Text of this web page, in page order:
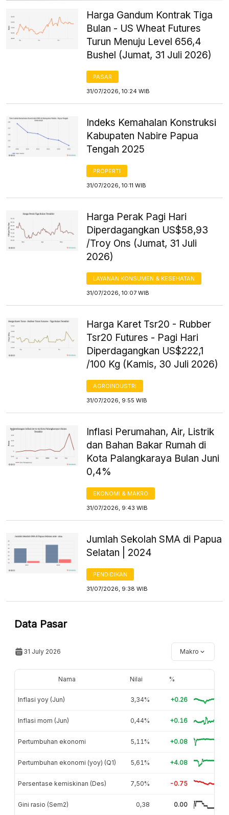
Harga Gandum Kontrak Tiga
Bulan - US Wheat Futures
Turun Menuju Level 656,4
Bushel (Jumat, 31 Juli 2026)
PASAR
31/07/2026, 10:24 WIB
Indeks Kemahalan Konstruksi
Kabupaten Nabire Papua
Tengah 2025
PROPERTI
31/07/2026, 10:11 WIB
Harga Perak Pagi Hari
Diperdagangkan US$58,93
/Troy Ons (Jumat, 31 Juli
2026)
LAYANAN KONSUMEN & KESEHATAN
31/07/2026, 10:07 WIB
Harga Karet Tsr20 - Rubber
Tsr20 Futures - Pagi Hari
Diperdagangkan US$222,1
/100 Kg (Kamis, 30 Juli 2026)
AGROINDUSTRI
31/07/2026, 9:55 WIB
Inflasi Perumahan, Air, Listrik
dan Bahan Bakar Rumah di
Kota Palangkaraya Bulan Juni
0,4%
EKONOMI & MAKRO
31/07/2026, 9:43 WIB
Jumlah Sekolah SMA di Papua
Selatan | 2024
PENDIDIKAN
31/07/2026, 9:38 WIB
Data Pasar
31 July 2026 Makro
Nama Nilai %
Inflasi yoy (Jun) 3,34% +0.26
Inflasi mom (Jun) 0,44% +0.16
Pertumbuhan ekonomi 5,11% +0.08
Pertumbuhan ekonomi (yoy) (Q1) 5,61% +4.08
Persentase kemiskinan (Des) 7,50% -0.75
Gini rasio (Sem2) 0,38 0.00